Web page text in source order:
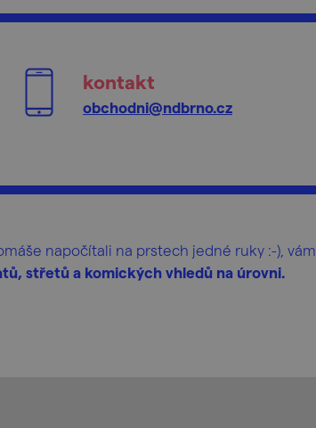
kontakt
obchodni@ndbrno.cz
napočítali na prstech jedné ruky :-), vám
střetů a komických vhledů na úrovni.